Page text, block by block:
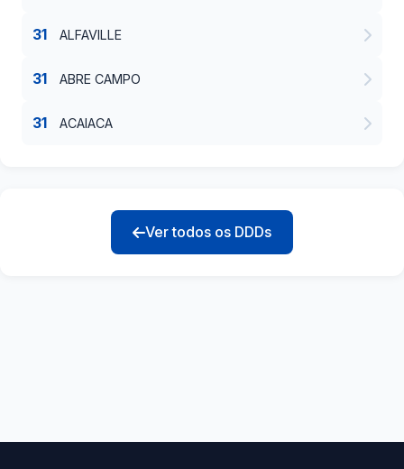
31 ALFAVILLE
31 ABRE CAMPO
31 ACAIACA
Ver todos os DDDs